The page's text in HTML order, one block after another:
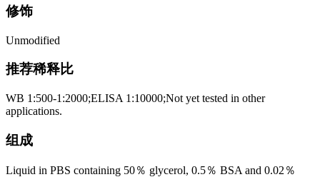
修饰
Unmodified
推荐稀释比
WB 1:500-1:2000;ELISA 1:10000;Not yet tested in other
applications.
组成
Liquid in PBS containing 50％ glycerol, 0.5％ BSA and 0.02％